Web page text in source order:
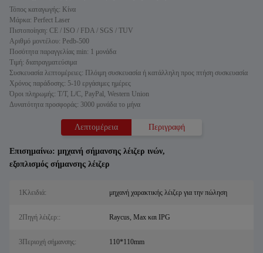
Τόπος καταγωγής: Κίνα
Μάρκα: Perfect Laser
Πιστοποίηση: CE / ISO / FDA / SGS / TUV
Αριθμό μοντέλου: Pedb-500
Ποσότητα παραγγελίας min: 1 μονάδα
Τιμή: διαπραγματεύσιμα
Συσκευασία λεπτομέρειες: Πλόιμη συσκευασία ή κατάλληλη προς πτήση συσκευασία
Χρόνος παράδοσης: 5-10 εργάσιμες ημέρες
Όροι πληρωμής: T/T, L/C, PayPal, Western Union
Δυνατότητα προσφοράς: 3000 μονάδα το μήνα
Λεπτομέρεια Περιγραφή
Επισημαίνω: μηχανή σήμανσης λέιζερ ινών,
εξοπλισμός σήμανσης λέιζερ
1Κλειδιά: μηχανή χαρακτικής λέιζερ για την πώληση
2Πηγή λέιζερ:: Raycus, Max και IPG
3Περιοχή σήμανσης: 110*110mm